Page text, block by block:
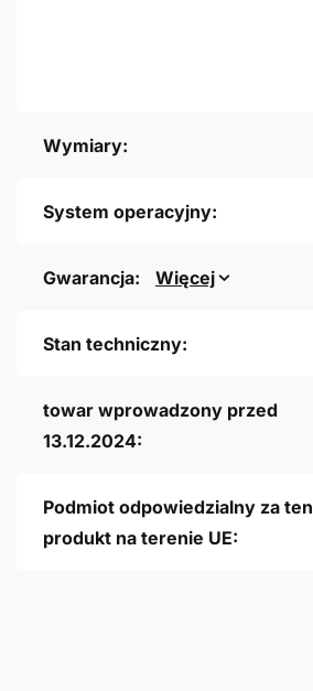
Wymiary:
System operacyjny:
Gwarancja: Więcej
Stan techniczny:
towar wprowadzony przed
13.12.2024:
Podmiot odpowiedzialny za ten
produkt na terenie UE: